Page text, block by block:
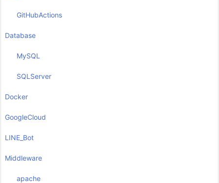
GitHubActions
Database
MySQL
SQLServer
Docker
GoogleCloud
LINE_Bot
Middleware
apache